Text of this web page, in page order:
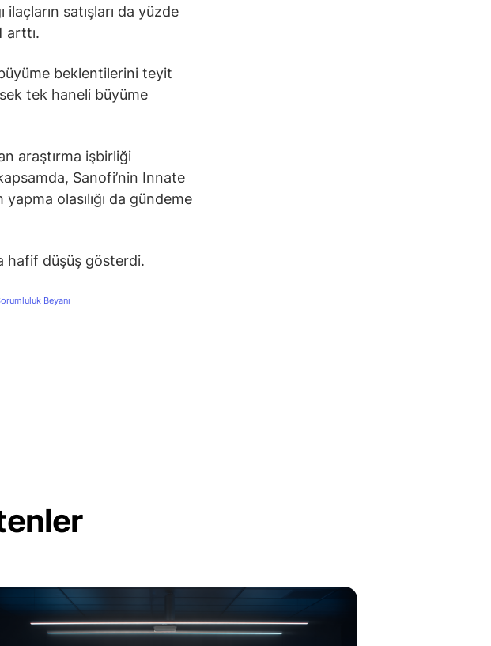
satışları da yüzde
arttı.
büyüme beklentilerini teyit
tek haneli büyüme
araştırma işbirliği
Sanofi’nin Innate
olasılığı da gündeme
hafif düşüş gösterdi.
Beyanı